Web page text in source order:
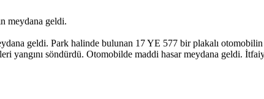
meydana geldi.
geldi. Park halinde bulunan 17 YE 577 bir plakalı
söndürdü. Otomobilde maddi hasar meydana geldi.